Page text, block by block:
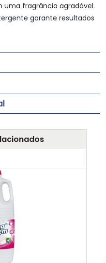
fragrância agradável.
garante resultados